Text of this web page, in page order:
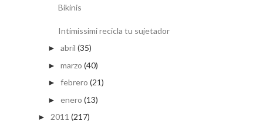
Bikinis
Intimissimi recicla tu sujetador
► abril (35)
► marzo (40)
► febrero (21)
► enero (13)
► 2011 (217)